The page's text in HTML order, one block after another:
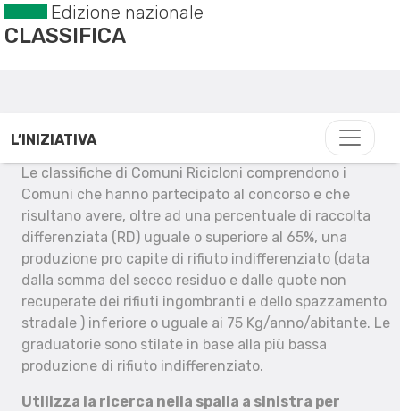
Edizione nazionale
CLASSIFICA
L’INIZIATIVA
Le classifiche di Comuni Ricicloni comprendono i
Comuni che hanno partecipato al concorso e che
risultano avere, oltre ad una percentuale di raccolta
differenziata (RD) uguale o superiore al 65%, una
produzione pro capite di rifiuto indifferenziato (data
dalla somma del secco residuo e dalle quote non
recuperate dei rifiuti ingombranti e dello spazzamento
stradale ) inferiore o uguale ai 75 Kg/anno/abitante. Le
graduatorie sono stilate in base alla più bassa
produzione di rifiuto indifferenziato.
Utilizza la ricerca nella spalla a sinistra per